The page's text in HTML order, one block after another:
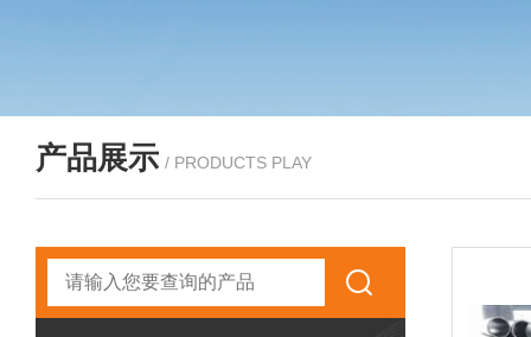
产品展示 / PRODUCTS PLAY